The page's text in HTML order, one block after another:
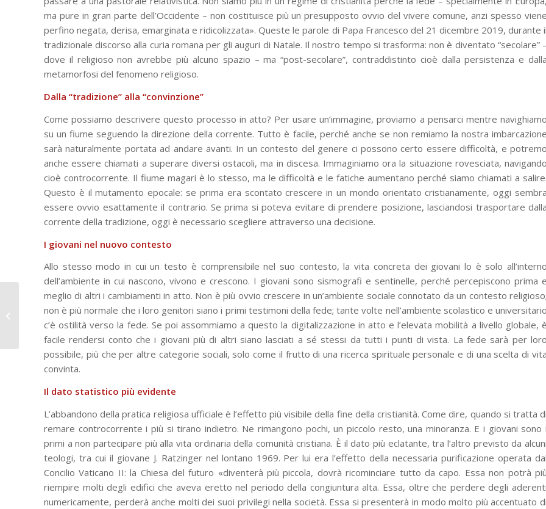
ma pure in gran parte dell’Occidente – non costituisce più un presupposto ovvio del vivere comune, anzi spesso viene
perfino negata, derisa, emarginata e ridicolizzata». Queste le parole di Papa Francesco del 21 dicembre 2019, durante il
tradizionale discorso alla curia romana per gli auguri di Natale. Il nostro tempo si trasforma: non è diventato “secolare” –
dove il religioso non avrebbe più alcuno spazio – ma “post-secolare”, contraddistinto cioè dalla persistenza e dalla
metamorfosi del fenomeno religioso.
Dalla “tradizione” alla “convinzione”
Come possiamo descrivere questo processo in atto? Per usare un’immagine, proviamo a pensarci mentre navighiamo
su un fiume seguendo la direzione della corrente. Tutto è facile, perché anche se non remiamo la nostra imbarcazione
sarà naturalmente portata ad andare avanti. In un contesto del genere ci possono certo essere difficoltà, e potremo
anche essere chiamati a superare diversi ostacoli, ma in discesa. Immaginiamo ora la situazione rovesciata, navigando
cioè controcorrente. Il fiume magari è lo stesso, ma le difficoltà e le fatiche aumentano perché siamo chiamati a salire.
Questo è il mutamento epocale: se prima era scontato crescere in un mondo orientato cristianamente, oggi sembra
essere ovvio esattamente il contrario. Se prima si poteva evitare di prendere posizione, lasciandosi trasportare dalla
corrente della tradizione, oggi è necessario scegliere attraverso una decisione.
I giovani nel nuovo contesto
Allo stesso modo in cui un testo è comprensibile nel suo contesto, la vita concreta dei giovani lo è solo all’interno
dell’ambiente in cui nascono, vivono e crescono. I giovani sono sismografi e sentinelle, perché percepiscono prima e
meglio di altri i cambiamenti in atto. Non è più ovvio crescere in un’ambiente sociale connotato da un contesto religioso;
non è più normale che i loro genitori siano i primi testimoni della fede; tante volte nell’ambiente scolastico e universitario
c’è ostilità verso la fede. Se poi assommiamo a questo la digitalizzazione in atto e l’elevata mobilità a livello globale, è
facile rendersi conto che i giovani più di altri siano lasciati a sé stessi da tutti i punti di vista. La fede sarà per loro
possibile, più che per altre categorie sociali, solo come il frutto di una ricerca spirituale personale e di una scelta di vita
convinta.
Il dato statistico più evidente
L’abbandono della pratica religiosa ufficiale è l’effetto più visibile della fine della cristianità. Come dire, quando si tratta di
remare controcorrente i più si tirano indietro. Ne rimangono pochi, un piccolo resto, una minoranza. E i giovani sono i
primi a non partecipare più alla vita ordinaria della comunità cristiana. È il dato più eclatante, tra l’altro previsto da alcuni
teologi, tra cui il giovane J. Ratzinger nel lontano 1969. Per lui era l’effetto della necessaria purificazione operata dal
Concilio Vaticano II: la Chiesa del futuro «diventerà più piccola, dovrà ricominciare tutto da capo. Essa non potrà più
riempire molti degli edifici che aveva eretto nel periodo della congiuntura alta. Essa, oltre che perdere degli aderenti
numericamente, perderà anche molti dei suoi privilegi nella società. Essa si presenterà in modo molto più accentuato di
CNOSFAP Regione
Piemonte: “Tempo di
iscrizioni online, tempo
di scelta...